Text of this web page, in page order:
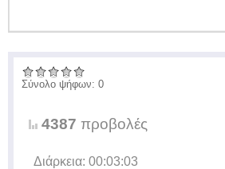
Σύνολο ψήφων: 0
4387 προβολές
Διάρκεια: 00:03:03